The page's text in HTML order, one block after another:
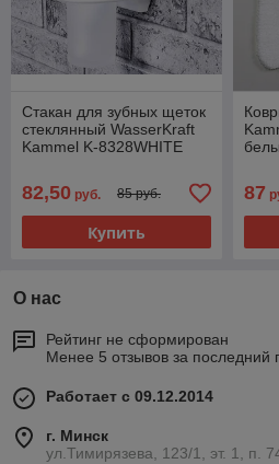
Стакан для зубных щеток
стеклянный WasserKraft
Kammel K-8328WHITE
82,50 руб. 85 руб.
Купить
87
О нас
Рейтинг не сформирован
Менее 5 отзывов за последний
Работает с 09.12.2014
г. Минск
ул.Тимирязева, 123/1, эт. 1, п.